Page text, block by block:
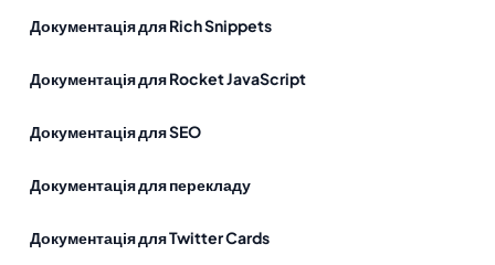
Документація для Rich Snippets
Документація для Rocket JavaScript
Документація для SEO
Документація для перекладу
Документація для Twitter Cards